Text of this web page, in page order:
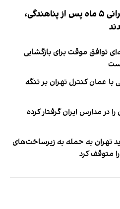
دو فوتبالیست زن ایرانی ۵ ماه پس از پناهندگی،
توافق موقت برای بازگشایی
عمان کنترل تهران بر تنگه
در مدارس ایران گرفتار کرده
تهران به حمله به زیرساخت‌های
متوقف کرد